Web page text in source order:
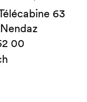
63
00